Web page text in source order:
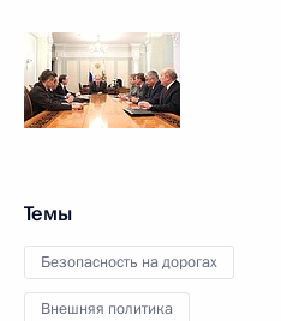
Темы
Безопасность на дорогах
Внешняя политика